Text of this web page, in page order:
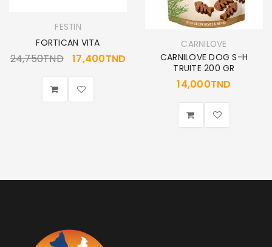
FESTIN
FORTICAN VITA
24,750TND 17,400TND
CARNILOVE
CARNILOVE DOG S-H
TRUITE 200 GR
14,000TND